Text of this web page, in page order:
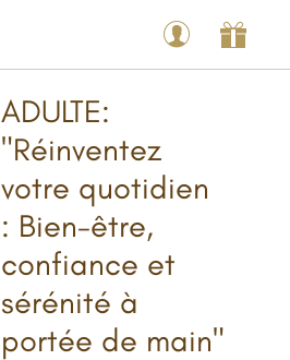
ADULTE:
"Réinventez
votre quotidien
: Bien-être,
confiance et
sérénité à
portée de main"